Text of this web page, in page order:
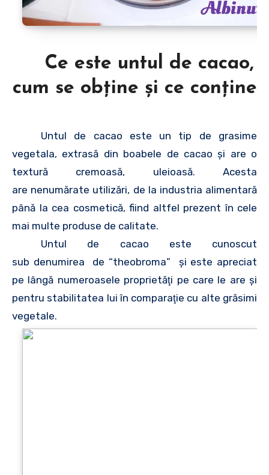
Ce este untul de cacao,
cum se obţine şi ce conţine
Untul de cacao este un tip de grasime
vegetala, extrasă din boabele de cacao şi are o
textură cremoasă, uleioasă. Acesta
are nenumărate utilizări, de la industria alimentară
până la cea cosmetică, fiind altfel prezent în cele
mai multe produse de calitate.
Untul de cacao este cunoscut
sub denumirea de “theobroma” şi este apreciat
pe lângă numeroasele proprietăţi pe care le are şi
pentru stabilitatea lui în comparaţie cu alte grăsimi
vegetale.